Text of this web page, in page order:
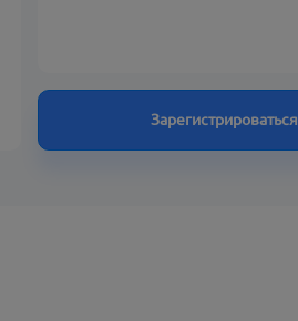
Зарегистрироваться